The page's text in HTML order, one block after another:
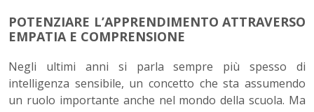
POTENZIARE L’APPRENDIMENTO ATTRAVERSO
EMPATIA E COMPRENSIONE
Negli ultimi anni si parla sempre più spesso di
intelligenza sensibile, un concetto che sta assumendo
un ruolo importante anche nel mondo della scuola. Ma